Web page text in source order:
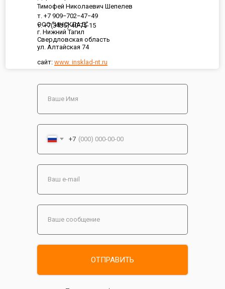
ООО "ИНСКЛАД"
г. Нижний Тагил
Свердловская область
ул. Алтайская 74
сайт: www. insklad-nt.ru
Тимофей Николаевич Шепелев
т. +7 909−702−47−49
т. +7(3435) 40-75-15
+7
ОТПРАВИТЬ